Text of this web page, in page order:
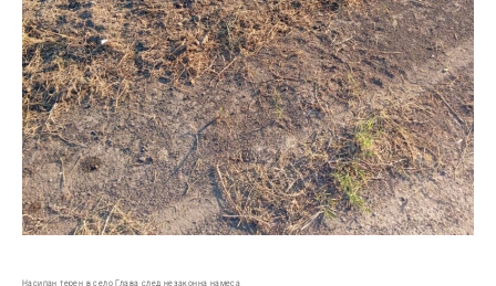
Насипан терен в село Глава след незаконна намеса